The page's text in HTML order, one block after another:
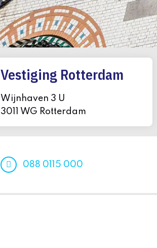
Vestiging Rotterdam
Wijnhaven 3 U
3011 WG Rotterdam
088 0115 000